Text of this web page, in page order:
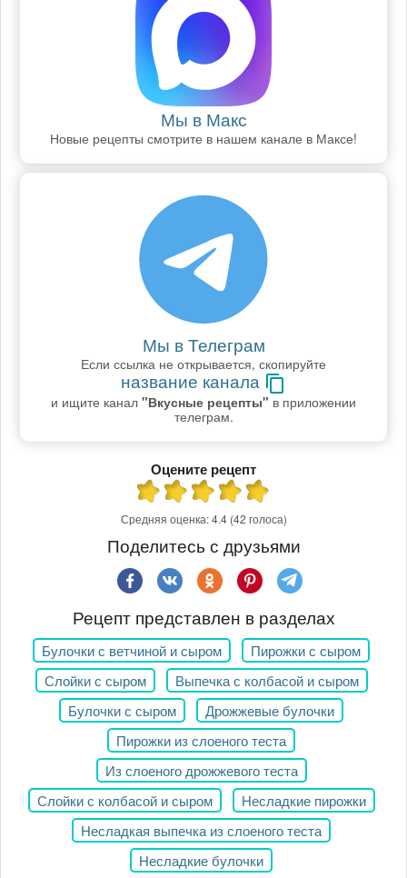
Мы в Макс
Новые рецепты смотрите в нашем канале в Максе!
Мы в Телеграм
Если ссылка не открывается, скопируйте
название канала
и ищите канал "Вкусные рецепты" в приложении
телеграм.
Оцените рецепт
Средняя оценка:4.4 (42 голоса)
Поделитесь с друзьями
Рецепт представлен в разделах
Булочки с ветчиной и сыром
Пирожки с сыром
Слойки с сыром
Выпечка с колбасой и сыром
Булочки с сыром
Дрожжевые булочки
Пирожки из слоеного теста
Из слоеного дрожжевого теста
Слойки с колбасой и сыром
Несладкие пирожки
Несладкая выпечка из слоеного теста
Несладкие булочки